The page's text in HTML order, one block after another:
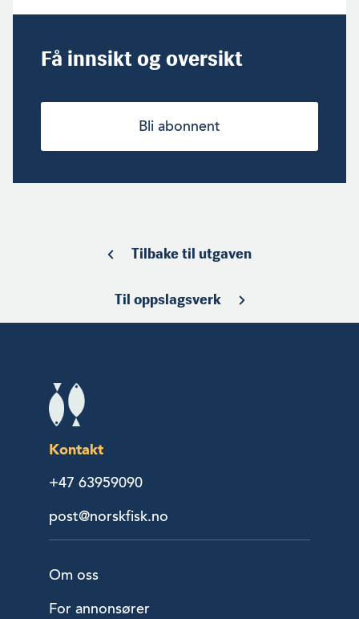
Få innsikt og oversikt
Bli abonnent
Tilbake til utgaven
Til oppslagsverk
Kontakt
+47 63959090
post@norskfisk.no
Om oss
For annonsører